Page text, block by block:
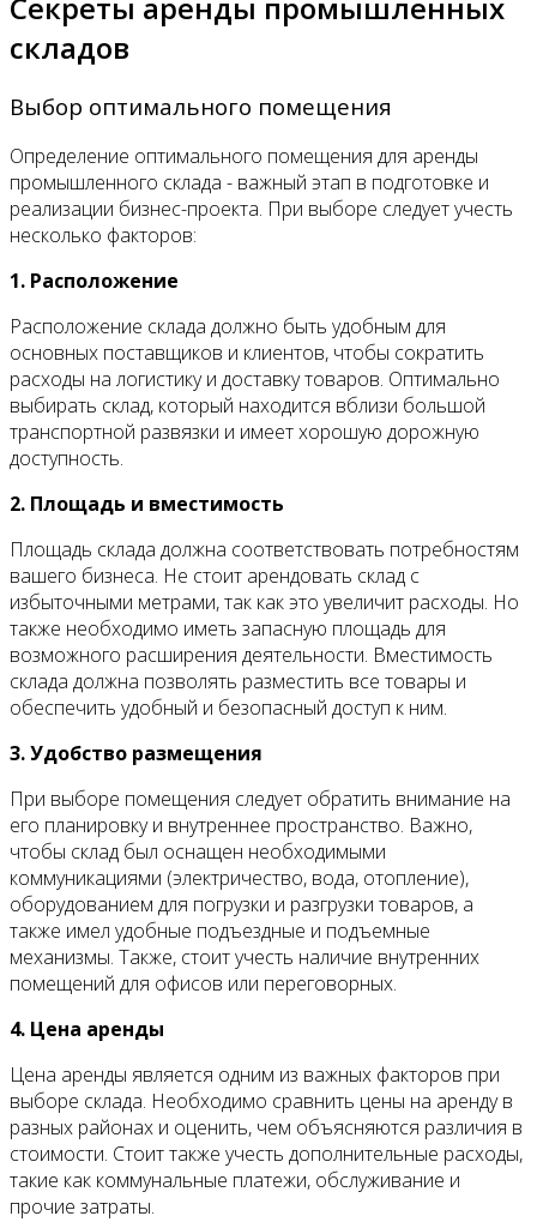
складов
Выбор оптимального помещения
Определение оптимального помещения для аренды
промышленного склада - важный этап в подготовке и
реализации бизнес-проекта. При выборе следует учесть
несколько факторов:
1. Расположение
Расположение склада должно быть удобным для
основных поставщиков и клиентов, чтобы сократить
расходы на логистику и доставку товаров. Оптимально
выбирать склад, который находится вблизи большой
транспортной развязки и имеет хорошую дорожную
доступность.
2. Площадь и вместимость
Площадь склада должна соответствовать потребностям
вашего бизнеса. Не стоит арендовать склад с
избыточными метрами, так как это увеличит расходы. Но
также необходимо иметь запасную площадь для
возможного расширения деятельности. Вместимость
склада должна позволять разместить все товары и
обеспечить удобный и безопасный доступ к ним.
3. Удобство размещения
При выборе помещения следует обратить внимание на
его планировку и внутреннее пространство. Важно,
чтобы склад был оснащен необходимыми
коммуникациями (электричество, вода, отопление),
оборудованием для погрузки и разгрузки товаров, а
также имел удобные подъездные и подъемные
механизмы. Также, стоит учесть наличие внутренних
помещений для офисов или переговорных.
4. Цена аренды
Цена аренды является одним из важных факторов при
выборе склада. Необходимо сравнить цены на аренду в
разных районах и оценить, чем объясняются различия в
стоимости. Стоит также учесть дополнительные расходы,
такие как коммунальные платежи, обслуживание и
прочие затраты.